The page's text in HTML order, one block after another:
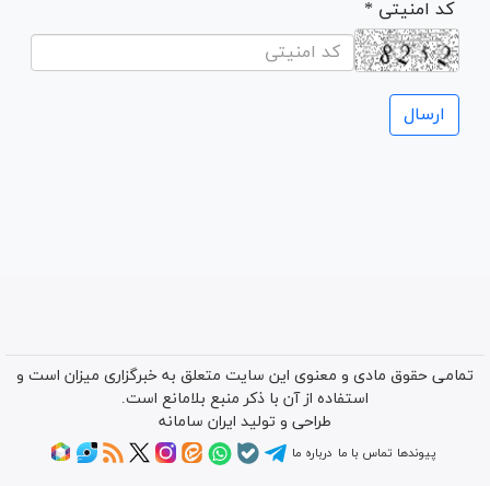
* کد امنیتی
تمامی حقوق مادی و معنوی این سایت متعلق به خبرگزاری میزان است و
استفاده از آن با ذکر منبع بلامانع است.
طراحی و تولید ایران سامانه
پیوندها تماس با ما درباره ما